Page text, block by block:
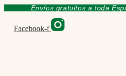
Envíos gratuitos a toda
Facebook-f